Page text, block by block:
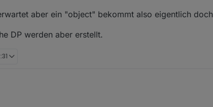
aber ein "object" bekommt also eigentlich
DP werden aber erstellt.